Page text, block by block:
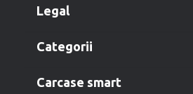
legal
categorii
carcase smart